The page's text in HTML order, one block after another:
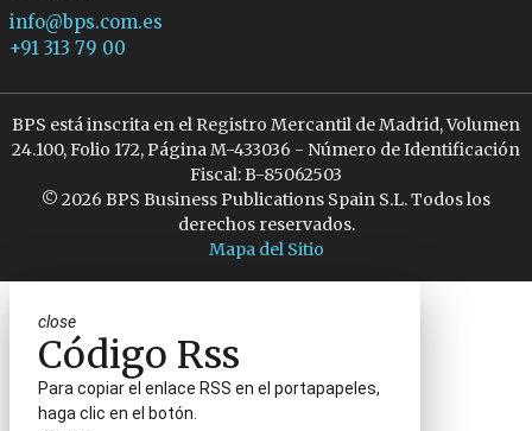
info@bps.com.es
+91 313 79 00
BPS está inscrita en el Registro Mercantil de Madrid, Volumen
24.100, Folio 172, Página M-433036 - Número de Identificación
Fiscal: B-85062503
© 2026 BPS Business Publications Spain S.L. Todos los
derechos reservados.
Mapa del Sitio
close
Código Rss
Para copiar el enlace RSS en el portapapeles,
haga clic en el botón.